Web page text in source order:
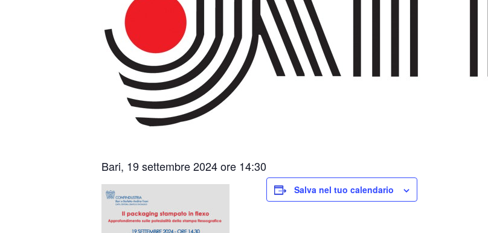
Bari, 19 settembre 2024 ore 14:30
Salva nel tuo calendario